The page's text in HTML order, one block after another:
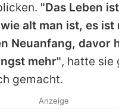
"Das Leben
alt man ist, es ist
Neuanfang, davor
mehr", hatte sie
gemacht.
Anzeige